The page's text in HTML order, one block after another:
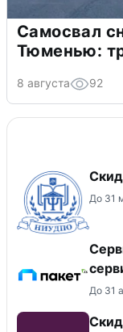
Самосвал
Тюменью:
8 августа 92
До 31
Сервис
До 31